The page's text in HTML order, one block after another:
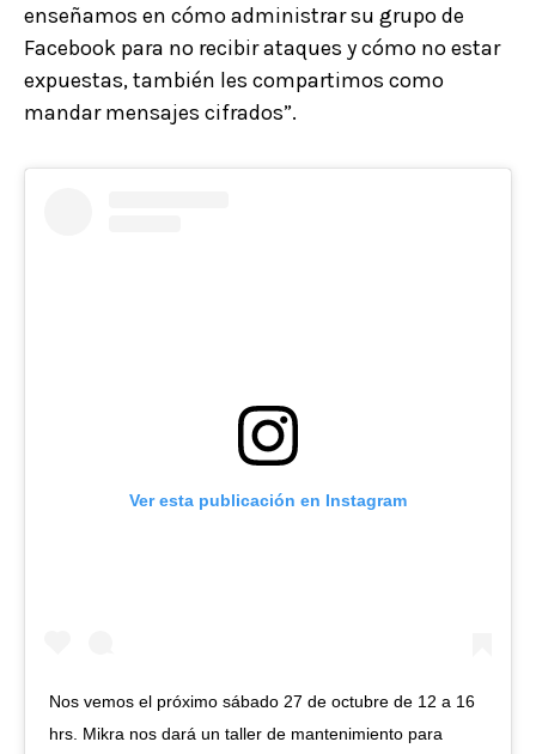
enseñamos en cómo administrar su grupo de
Facebook para no recibir ataques y cómo no estar
expuestas, también les compartimos como
mandar mensajes cifrados”.
Ver esta publicación en Instagram
Nos vemos el próximo sábado 27 de octubre de 12 a 16
hrs. Mikra nos dará un taller de mantenimiento para